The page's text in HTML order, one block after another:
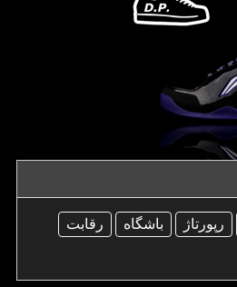
رپورتاژ باشگاه
رقابت